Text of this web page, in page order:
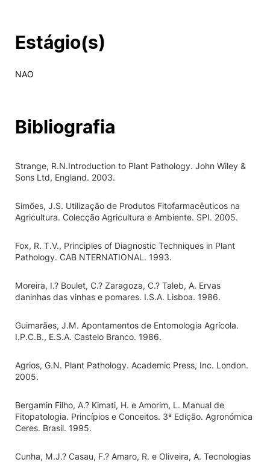
Estágio(s)
NAO
Bibliografia
Strange, R.N.­Introduction to Plant Pathology. John Wiley &
Sons Ltd, England. 2003.
Simões, J.S. Utilização de Produtos Fitofarmacêuticos na
Agricultura. Colecção Agricultura e Ambiente. SPI. 2005.
Fox, R. T.V., Principles of Diagnostic Techniques in Plant
Pathology. CAB NTERNATIONAL. 1993.
Moreira, I.? Boulet, C.? Zaragoza, C.? Taleb, A. Ervas
daninhas das vinhas e pomares. I.S.A. Lisboa. 1986.
Guimarães, J.M. Apontamentos de Entomologia Agrícola.
I.P.C.B., E.S.A. Castelo Branco. 1986.
Agrios, G.N. Plant Pathology. Academic Press, Inc. London.
2005.
Bergamin Filho, A.? Kimati, H. e Amorim, L. Manual de
Fitopatologia. Princípios e Conceitos. 3ª Edição. Agronómica
Ceres. Brasil. 1995.
Cunha, M.J.? Casau, F.? Amaro, R. e Oliveira, A. Tecnologias